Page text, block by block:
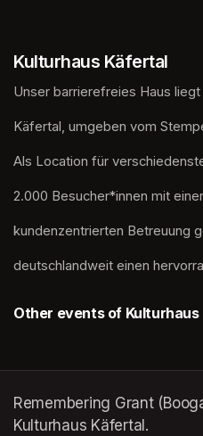
Kulturhaus Käfertal
Unser barrierefreies Haus
Käfertal, umgeben vom
Als Location für
2.000 Besucher*innen mit
kundenzentrierten Betreuung
deutschlandweit einen
Other events of
Remembering Grant
Kulturhaus Käfertal.